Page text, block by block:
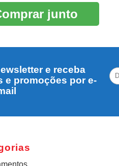
junto
e receba
e promoções por e-